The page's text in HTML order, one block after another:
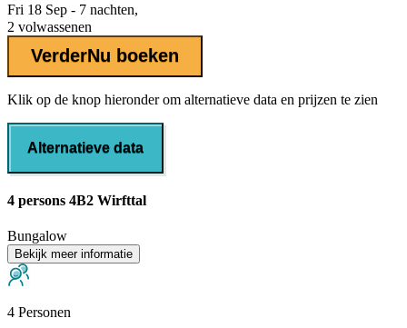
Fri 18 Sep - 7 nachten,
2 volwassenen
VerderNu boeken
Klik op de knop hieronder om alternatieve data en prijzen te zien
Alternatieve data
4 persons 4B2 Wirfttal
Bungalow
Bekijk meer informatie
4 Personen